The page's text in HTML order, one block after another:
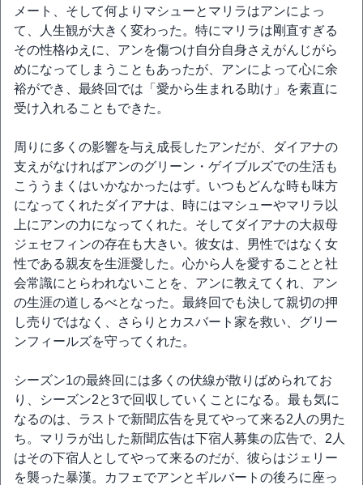
メート、そして何よりマシューとマリラはアンによっ
て、人生観が大きく変わった。特にマリラは剛直すぎる
その性格ゆえに、アンを傷つけ自分自身さえがんじがら
めになってしまうこともあったが、アンによって心に余
裕ができ、最終回では「愛から生まれる助け」を素直に
受け入れることもできた。
周りに多くの影響を与え成長したアンだが、ダイアナの
支えがなければアンのグリーン・ゲイブルズでの生活も
こううまくはいかなかったはず。いつもどんな時も味方
になってくれたダイアナは、時にはマシューやマリラ以
上にアンの力になってくれた。そしてダイアナの大叔母
ジェセフィンの存在も大きい。彼女は、男性ではなく女
性である親友を生涯愛した。心から人を愛することと社
会常識にとらわれないことを、アンに教えてくれ、アン
の生涯の道しるべとなった。最終回でも決して親切の押
し売りではなく、さらりとカスバート家を救い、グリー
ンフィールズを守ってくれた。
シーズン1の最終回には多くの伏線が散りばめられてお
り、シーズン2と3で回収していくことになる。最も気に
なるのは、ラストで新聞広告を見てやって来る2人の男た
ち。マリラが出した新聞広告は下宿人募集の広告で、2人
はその下宿人としてやって来るのだが、彼らはジェリー
を襲った暴漢。カフェでアンとギルバートの後ろに座っ